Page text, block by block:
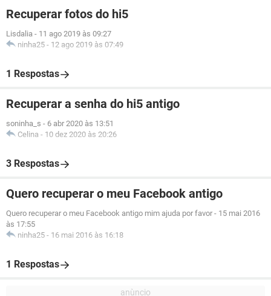
Recuperar fotos do hi5
Lisdalia - 11 ago 2019 às 09:27
ninha25 - 12 ago 2019 às 07:49
1 Respostas
Recuperar a senha do hi5 antigo
soninha_s - 6 abr 2020 às 13:51
Celina - 10 dez 2020 às 20:26
3 Respostas
Quero recuperar o meu Facebook antigo
Quero recuperar o meu Facebook antigo mim ajuda por favor - 15 mai 2016
às 17:55
ninha25 - 16 mai 2016 às 16:18
1 Respostas